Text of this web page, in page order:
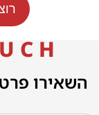
C H
השאירו